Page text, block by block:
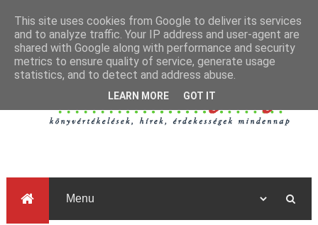
This site uses cookies from Google to deliver its services
and to analyze traffic. Your IP address and user-agent are
shared with Google along with performance and security
metrics to ensure quality of service, generate usage
statistics, and to detect and address abuse.
LEARN MORE GOT IT